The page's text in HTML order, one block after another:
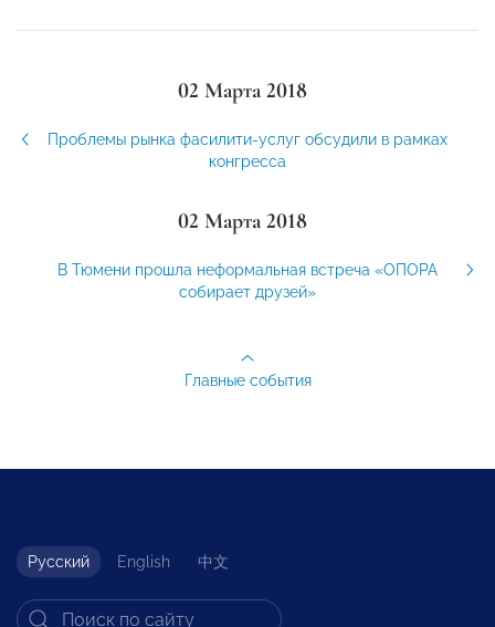
02 Марта 2018
Проблемы рынка фасилити-услуг обсудили в рамках
конгресса
02 Марта 2018
В Тюмени прошла неформальная встреча «ОПОРА
собирает друзей»
Главные события
Русский English 中文